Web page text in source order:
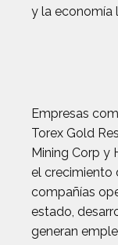
y la economía
Empresas
Torex Gold
Mining Corp y
el crecimiento
compañías
estado,
generan